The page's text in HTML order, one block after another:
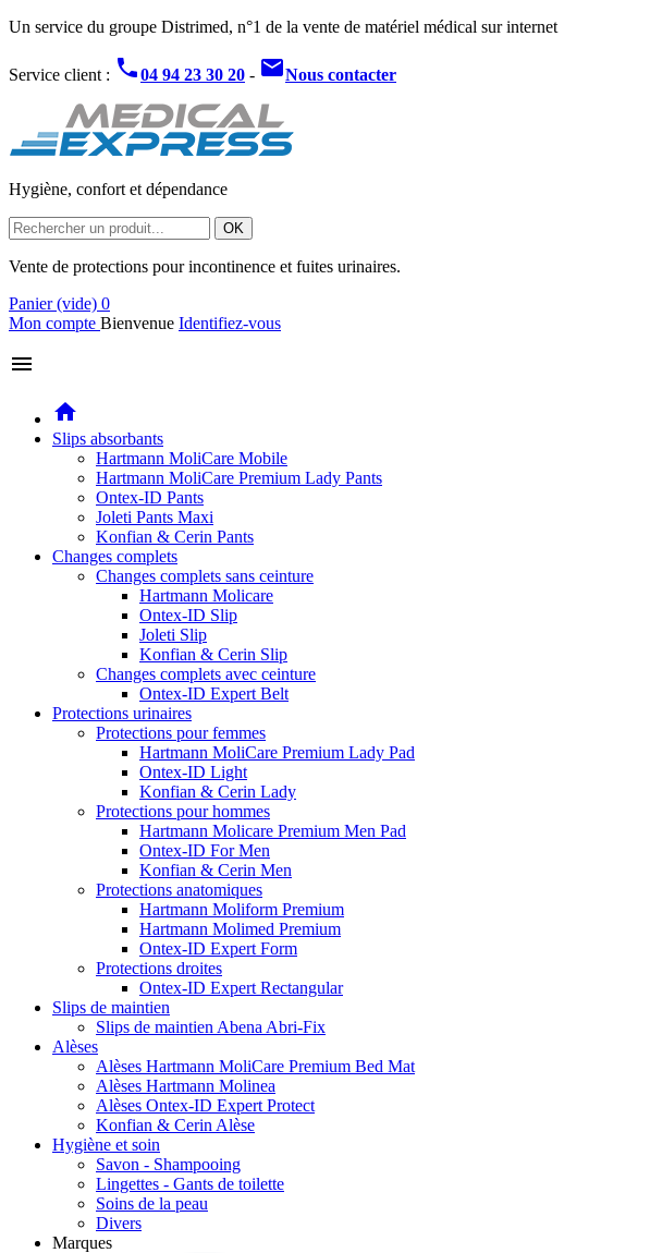
Un service du groupe Distrimed, n°1 de la vente de matériel médical sur internet
Service client : phone04 94 23 30 20 - mailNous contacter
Hygiène, confort et dépendance
OK
Vente de protections pour incontinence et fuites urinaires.
Panier (vide) 0
Mon compte Bienvenue Identifiez-vous
menu
home
Slips absorbants
Hartmann MoliCare Mobile
Hartmann MoliCare Premium Lady Pants
Ontex-ID Pants
Joleti Pants Maxi
Konfian & Cerin Pants
Changes complets
Changes complets sans ceinture
Hartmann Molicare
Ontex-ID Slip
Joleti Slip
Konfian & Cerin Slip
Changes complets avec ceinture
Ontex-ID Expert Belt
Protections urinaires
Protections pour femmes
Hartmann MoliCare Premium Lady Pad
Ontex-ID Light
Konfian & Cerin Lady
Protections pour hommes
Hartmann Molicare Premium Men Pad
Ontex-ID For Men
Konfian & Cerin Men
Protections anatomiques
Hartmann Moliform Premium
Hartmann Molimed Premium
Ontex-ID Expert Form
Protections droites
Ontex-ID Expert Rectangular
Slips de maintien
Slips de maintien Abena Abri-Fix
Alèses
Alèses Hartmann MoliCare Premium Bed Mat
Alèses Hartmann Molinea
Alèses Ontex-ID Expert Protect
Konfian & Cerin Alèse
Hygiène et soin
Savon - Shampooing
Lingettes - Gants de toilette
Soins de la peau
Divers
Marques